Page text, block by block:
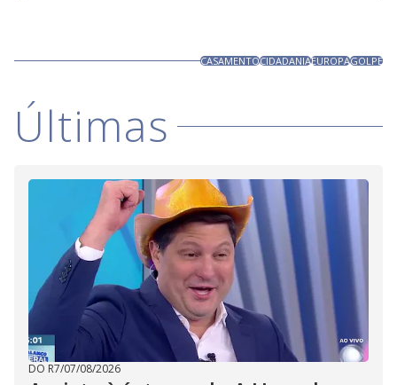
CASAMENTOCIDADANIAEUROPAGOLPE
Últimas
DO R7/07/08/2026